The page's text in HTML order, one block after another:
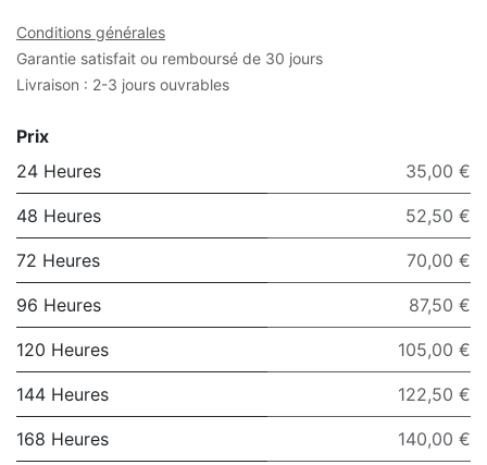
Conditions générales
Garantie satisfait ou remboursé de 30 jours
Livraison : 2-3 jours ouvrables
Prix
24 Heures
35,00 €
48 Heures 52,50 €
72 Heures 70,00 €
96 Heures 87,50 €
120 Heures 105,00 €
144 Heures 122,50 €
168 Heures 140,00 €